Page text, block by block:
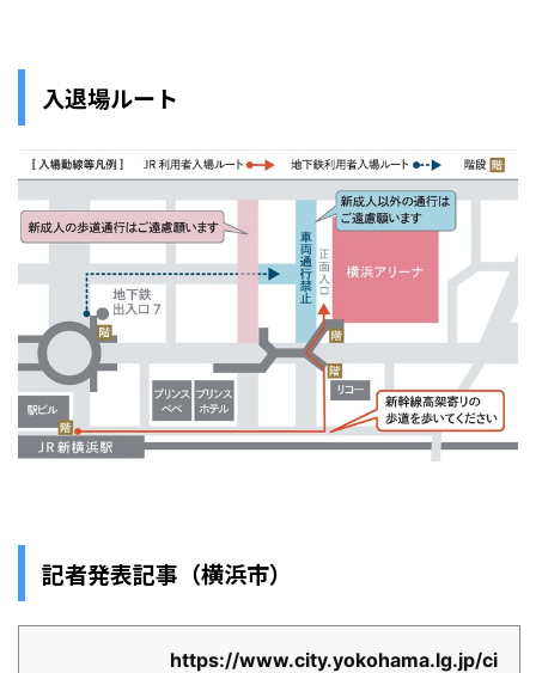
入退場ルート
記者発表記事（横浜市）
https://www.city.yokohama.lg.jp/ci